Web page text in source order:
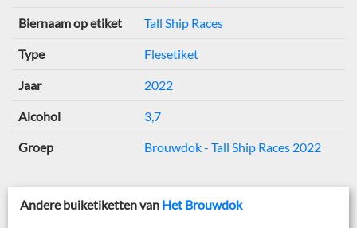
Biernaam op etiket Tall Ship Races
Type Flesetiket
Jaar 2022
Alcohol 3,7
Groep Brouwdok - Tall Ship Races 2022
Andere buiketiketten van Het Brouwdok